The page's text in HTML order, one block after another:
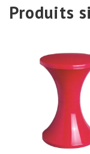
Produits